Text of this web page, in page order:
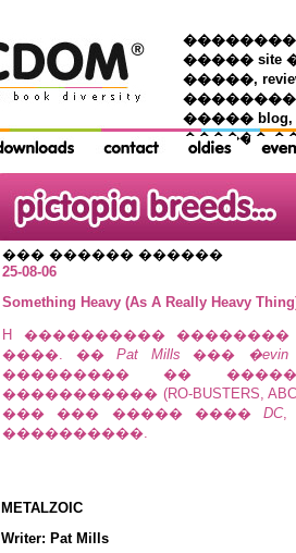
���������
����� site
�����,
����� blog,
������
��� ������ ������
25-08-06
Something Heavy (As A Really Heavy
H ����������
����. ��Pat Mills ��� �evin
��������� ��
����������� (RO-BUSTERS, ABC
��� ��� ����� ���� DC,
����������.
METALZOIC
Writer: Pat Mills